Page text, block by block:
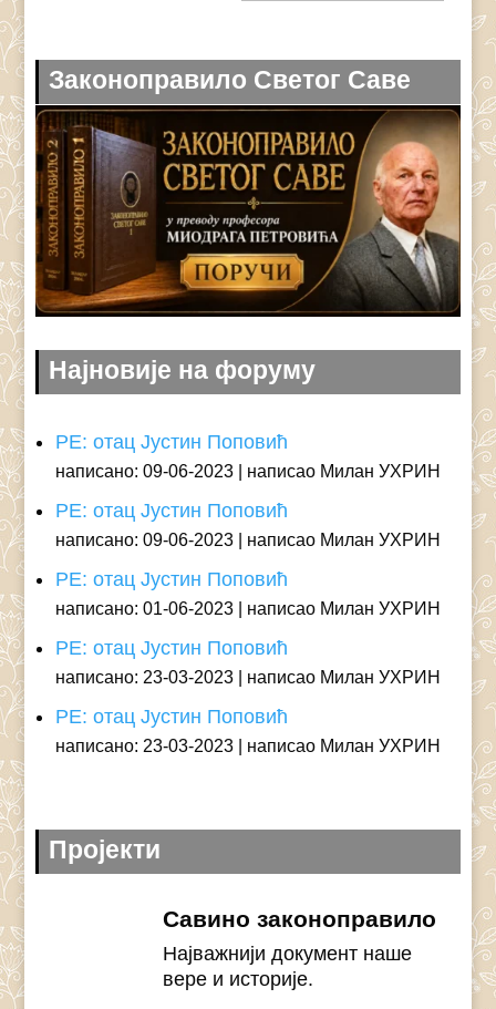
Законоправило Светог Саве
Најновије на форуму
РЕ: отац Јустин Поповић
написано: 09-06-2023 написао Милан УХРИН
РЕ: отац Јустин Поповић
написано: 09-06-2023 написао Милан УХРИН
РЕ: отац Јустин Поповић
написано: 01-06-2023 написао Милан УХРИН
РЕ: отац Јустин Поповић
написано: 23-03-2023 написао Милан УХРИН
РЕ: отац Јустин Поповић
написано: 23-03-2023 написао Милан УХРИН
Пројекти
Савино законоправило
Најважнији документ наше
вере и историје.